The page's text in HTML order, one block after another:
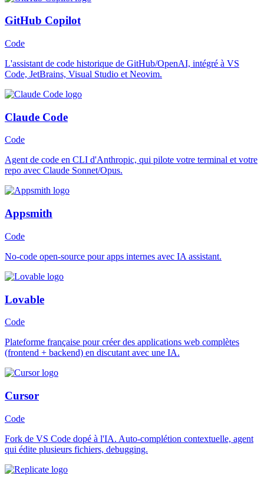
GitHub Copilot
Code
L'assistant de code historique de GitHub/OpenAI, intégré à VS
Code, JetBrains, Visual Studio et Neovim.
Claude Code
Code
Agent de code en CLI d'Anthropic, qui pilote votre terminal et votre
repo avec Claude Sonnet/Opus.
Appsmith
Code
No-code open-source pour apps internes avec IA assistant.
Lovable
Code
Plateforme française pour créer des applications web complètes
(frontend + backend) en discutant avec une IA.
Cursor
Code
Fork de VS Code dopé à l'IA. Auto-complétion contextuelle, agent
qui édite plusieurs fichiers, debugging.